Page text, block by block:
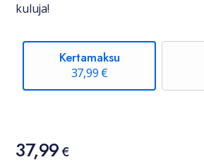
kuluja!
Kertamaksu
37,99 €
Hinta
37,99 €
37,99€